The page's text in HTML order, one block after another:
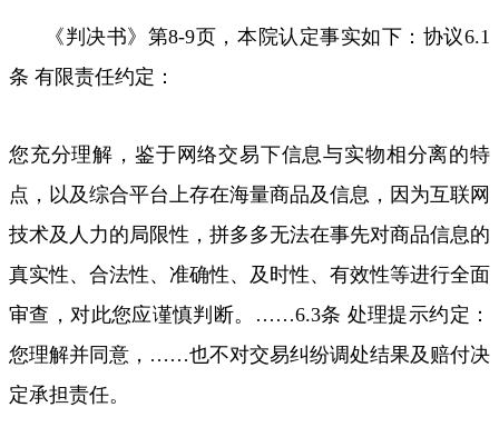
《判决书》第8-9页，本院认定事实如下：协议6.1
条 有限责任约定：
您充分理解，鉴于网络交易下信息与实物相分离的特
点，以及综合平台上存在海量商品及信息，因为互联网
技术及人力的局限性，拼多多无法在事先对商品信息的
真实性、合法性、准确性、及时性、有效性等进行全面
审查，对此您应谨慎判断。……6.3条 处理提示约定：
您理解并同意， ……也不对交易纠纷调处结果及赔付决
定承担责任。